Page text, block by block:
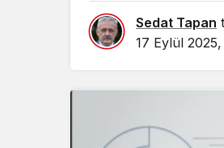
Sedat Tapan
17 Eylül